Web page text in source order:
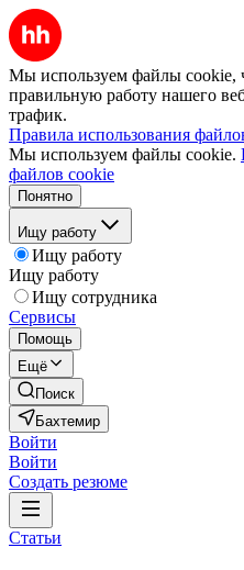
Мы используем файлы cookie,
правильную работу нашего
трафик.
Правила использования
Мы используем файлы cookie.
файлов cookie
Понятно
Ищу работу
Ищу работу
Ищу работу
Ищу сотрудника
Сервисы
Помощь
Ещё
Поиск
Бахтемир
Войти
Войти
Создать резюме
Статьи